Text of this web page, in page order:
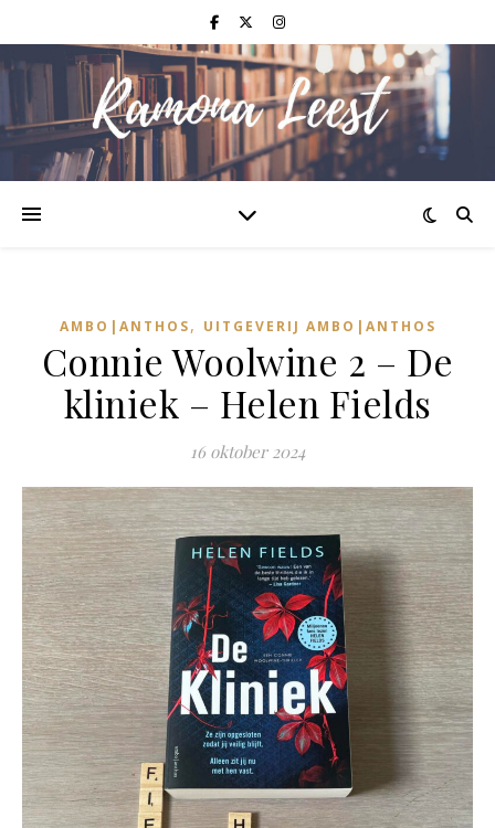
AMBO|ANTHOS, UITGEVERIJ AMBO|ANTHOS
Connie Woolwine 2 – De
kliniek – Helen Fields
16 oktober 2024